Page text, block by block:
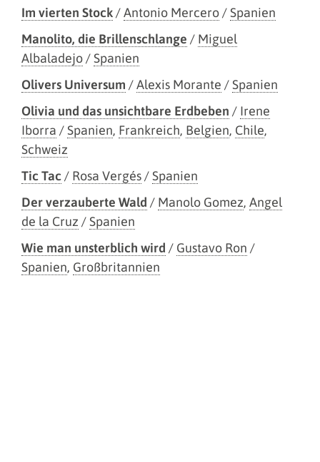
Im vierten Stock/Antonio Mercero/Spanien
Manolito, die Brillenschlange / Miguel
Albaladejo/Spanien
Olivers Universum /Alexis Morante /Spanien
Olivia und das unsichtbare Erdbeben / Irene
Iborra /Spanien, Frankreich, Belgien, Chile,
Schweiz
Tic Tac/ Rosa Vergés/Spanien
Der verzauberte Wald / Manolo Gomez, Angel
de la Cruz /Spanien
Wie man unsterblich wird / Gustavo Ron /
Spanien, Großbritannien